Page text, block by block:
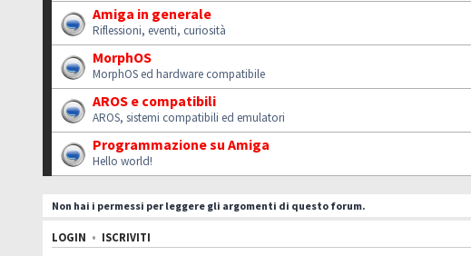
Amiga in generale
Riflessioni, eventi, curiosità
MorphOS
MorphOS ed hardware compatibile
AROS e compatibili
AROS, sistemi compatibili ed emulatori
Programmazione su Amiga
Hello world!
Non hai i permessi per leggere gli argomenti di questo forum.
LOGIN • ISCRIVITI